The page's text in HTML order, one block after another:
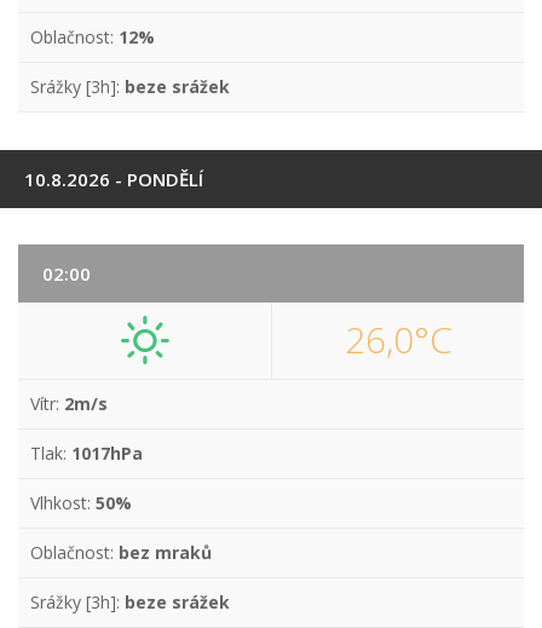
Oblačnost: 12%
Srážky [3h]: beze srážek
10.8.2026 - PONDĚLÍ
02:00
26,0°C
Vítr: 2m/s
Tlak: 1017hPa
Vlhkost: 50%
Oblačnost: bez mraků
Srážky [3h]: beze srážek